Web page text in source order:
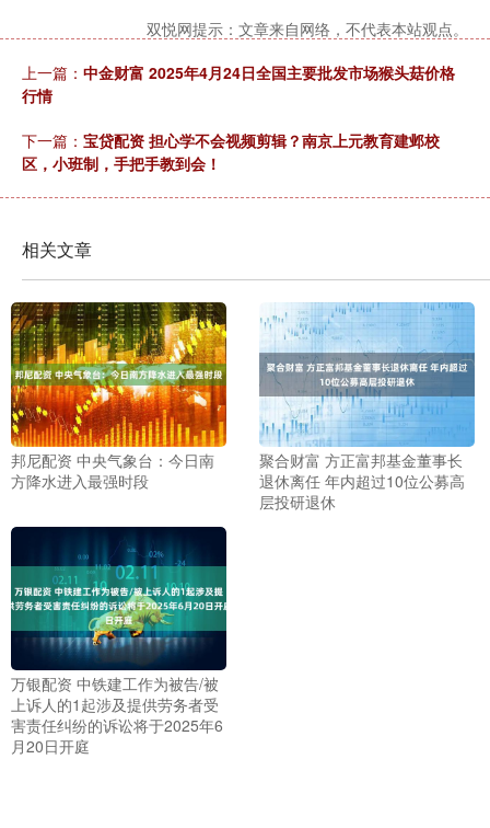
双悦网提示：文章来自网络，不代表本站观点。
上一篇： 中金财富 2025年4月24日全国主要批发市场猴头菇价格
行情
下一篇： 宝贷配资 担心学不会视频剪辑？南京上元教育建邺校
区，小班制，手把手教到会！
相关文章
邦尼配资 中央气象台：今日南
方降水进入最强时段
聚合财富 方正富邦基金董事长
退休离任 年内超过10位公募高
层投研退休
万银配资 中铁建工作为被告/被
上诉人的1起涉及提供劳务者受
害责任纠纷的诉讼将于2025年6
月20日开庭